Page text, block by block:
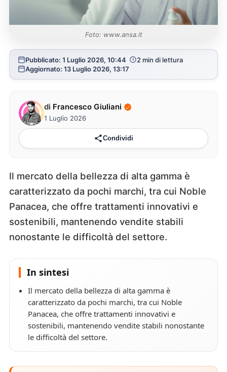
Foto: www.ansa.it
Pubblicato: 1 Luglio 2026, 10:44
2 min di lettura
Aggiornato: 13 Luglio 2026, 13:17
di Francesco Giuliani
1 Luglio 2026
Condividi
Il mercato della bellezza di alta gamma è
caratterizzato da pochi marchi, tra cui Noble
Panacea, che offre trattamenti innovativi e
sostenibili, mantenendo vendite stabili
nonostante le difficoltà del settore.
In sintesi
Il mercato della bellezza di alta gamma è
caratterizzato da pochi marchi, tra cui Noble
Panacea, che offre trattamenti innovativi e
sostenibili, mantenendo vendite stabili nonostante
le difficoltà del settore.